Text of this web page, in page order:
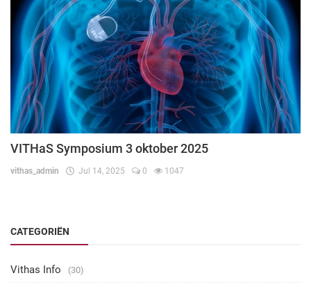
VITHaS Symposium 3 oktober 2025
vithas_admin Jul 14, 2025 0 1047
CATEGORIËN
Vithas Info (30)